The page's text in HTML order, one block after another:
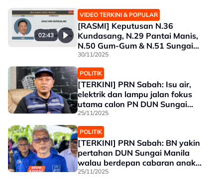
02:43
VIDEO TERKINI & POPULAR
[RASMI] Keputusan N.36
Kundasang, N.29 Pantai Manis,
N.50 Gum-Gum & N.51 Sungai
Manila
30/11/2025
POLITIK
[TERKINI] PRN Sabah: Isu air,
elektrik dan lampu jalan fokus
utama calon PN DUN Sungai
Manila
25/11/2025
POLITIK
[TERKINI] PRN Sabah: BN yakin
pertahan DUN Sungai Manila
walau berdepan cabaran anak
Musa Aman
25/11/2025